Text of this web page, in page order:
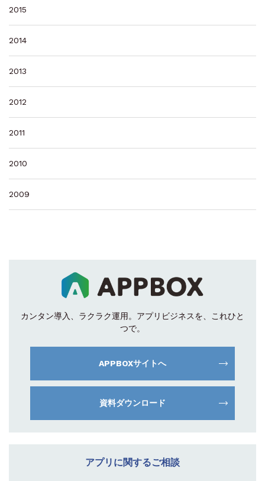
2015
2014
2013
2012
2011
2010
2009
カンタン導入、ラクラク運用。 アプリビジネスを、これひと
つで。
APPBOXサイトへ
資料ダウンロード
アプリに関するご相談